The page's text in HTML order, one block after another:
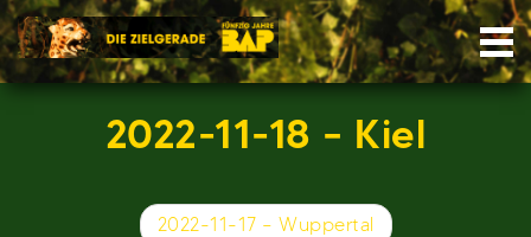
Skip
to
content
2022-11-18 – Kiel
Beitragsnavigation
2022-11-17 – Wuppertal